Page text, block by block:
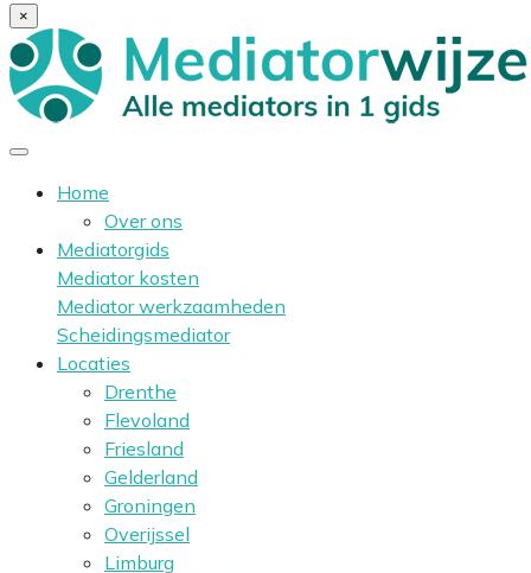
×
Home
Over ons
Mediatorgids
Mediator kosten
Mediator werkzaamheden
Scheidingsmediator
Locaties
Drenthe
Flevoland
Friesland
Gelderland
Groningen
Overijssel
Limburg